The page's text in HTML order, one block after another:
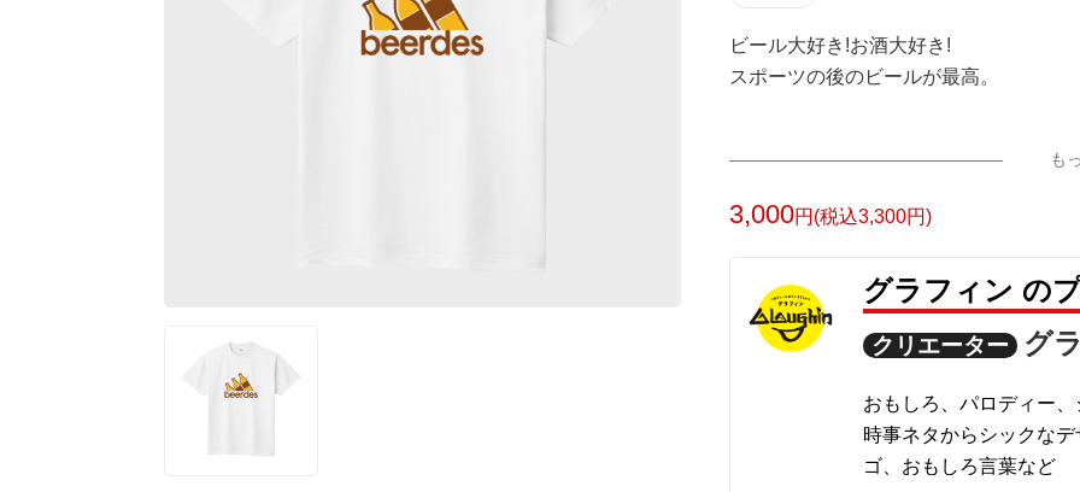
ビール大好き!お酒大好き!
スポーツの後のビールが最高。
も
3,000円(税込3,300円)
グラフィン の
クリエーター グ
おもしろ、パロディー、
時事ネタからシックな
ゴ、おもしろ言葉など